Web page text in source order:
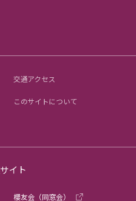
交通アクセス
このサイトについて
イト
櫻友会（同窓会）